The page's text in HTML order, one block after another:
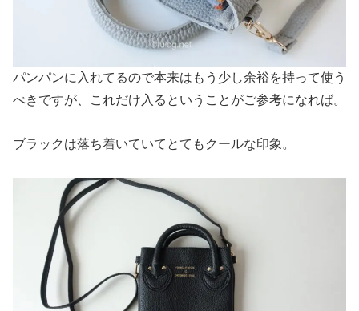
パンパンに入れてるので本来はもう少し余裕を持って使う
べきですが、これだけ入るということがご参考になれば。
ブラックは落ち着いていてとてもクールな印象。